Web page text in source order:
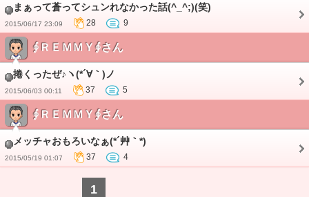
まぁって蒼ってシュンれなかった話(^_^;)(笑)
2015/06/17 23:09 28 9
∮ＲＥＭＭＹ∮さん
捲くったぜ♪ヽ(*´∀｀)ノ
2015/06/03 00:11 37 5
∮ＲＥＭＭＹ∮さん
メッチャおもろいなぁ(*´艸｀*)
2015/05/19 01:07 37 4
1